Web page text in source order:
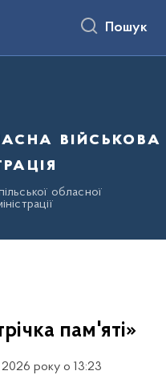
Пошук
військова
обласної
пам'яті»
2026 року о 13:23